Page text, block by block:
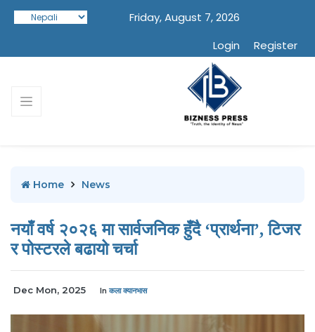
Friday, August 7, 2026
Login
Register
Home News
नयाँ वर्ष २०२६ मा सार्वजनिक हुँदै ‘प्रार्थना’, टिजर
र पोस्टरले बढायो चर्चा
Dec Mon, 2025 In कला क्यानभास